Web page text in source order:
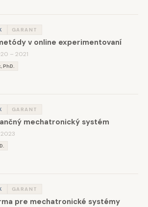
GARANT
v online experimentovaní
– 2021
PhD.
GARANT
mechatronický systém
GARANT
pre mechatronické systémy